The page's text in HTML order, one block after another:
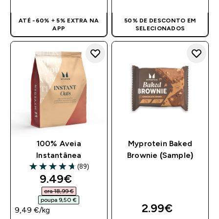
ATÉ -60% + 5% EXTRA NA
APP
50% DE DESCONTO EM
SELECIONADOS
100% Aveia
Instantânea
4.66 out of 5 stars
(89)
discounted price
9.49€‎
era 18,99 €‎
poupa 9,50 €‎
9,49 €‎/kg
Myprotein Baked
Brownie (Sample)
2.99€‎